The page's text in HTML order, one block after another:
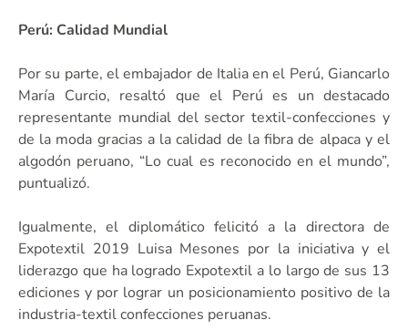
Perú: Calidad Mundial
Por su parte, el embajador de Italia en el Perú, Giancarlo
María Curcio, resaltó que el Perú es un destacado
representante mundial del sector textil-confecciones y
de la moda gracias a la calidad de la fibra de alpaca y el
algodón peruano, “Lo cual es reconocido en el mundo”,
puntualizó.
Igualmente, el diplomático felicitó a la directora de
Expotextil 2019 Luisa Mesones por la iniciativa y el
liderazgo que ha logrado Expotextil a lo largo de sus 13
ediciones y por lograr un posicionamiento positivo de la
industria-textil confecciones peruanas.